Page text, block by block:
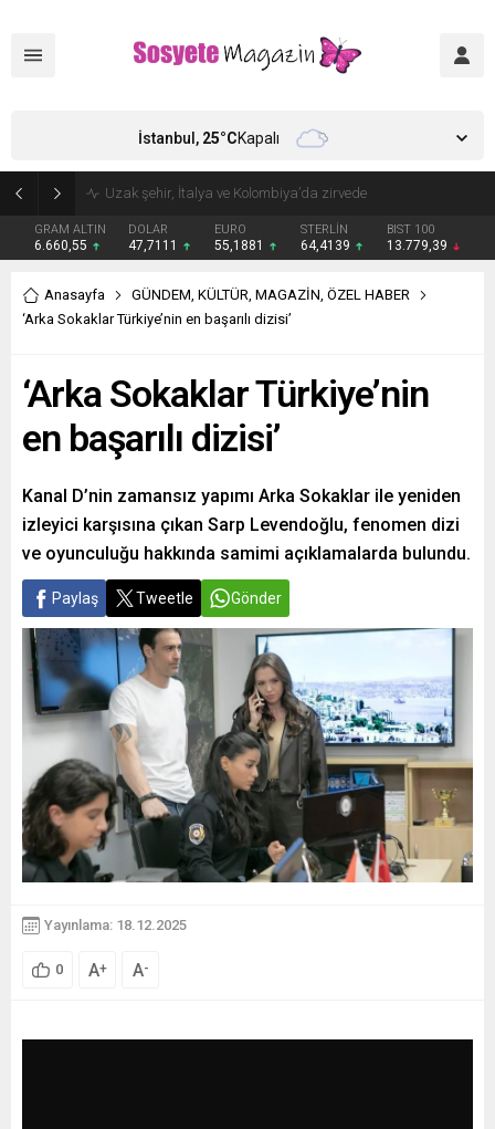
GRAM ALTIN
6.660,55
DOLAR
47,7111
EURO
55,1881
STERLİN
64,4139
BIST 100
13.779,39
İstanbul, 25°CKapalı
Anasayfa GÜNDEM, KÜLTÜR, MAGAZİN, ÖZEL HABER
‘Arka Sokaklar Türkiye’nin en başarılı dizisi’
‘Arka Sokaklar Türkiye’nin
en başarılı dizisi’
Kanal D’nin zamansız yapımı Arka Sokaklar ile yeniden
izleyici karşısına çıkan Sarp Levendoğlu, fenomen dizi
ve oyunculuğu hakkında samimi açıklamalarda bulundu.
Paylaş Tweetle Gönder
Yayınlama: 18.12.2025
0 A+ A-